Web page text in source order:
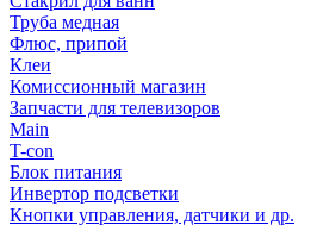
Труба медная
Флюс, припой
Клеи
Комиссионный магазин
Запчасти для телевизоров
Main
T-con
Блок питания
Инвертор подсветки
Кнопки управления, датчики и др.